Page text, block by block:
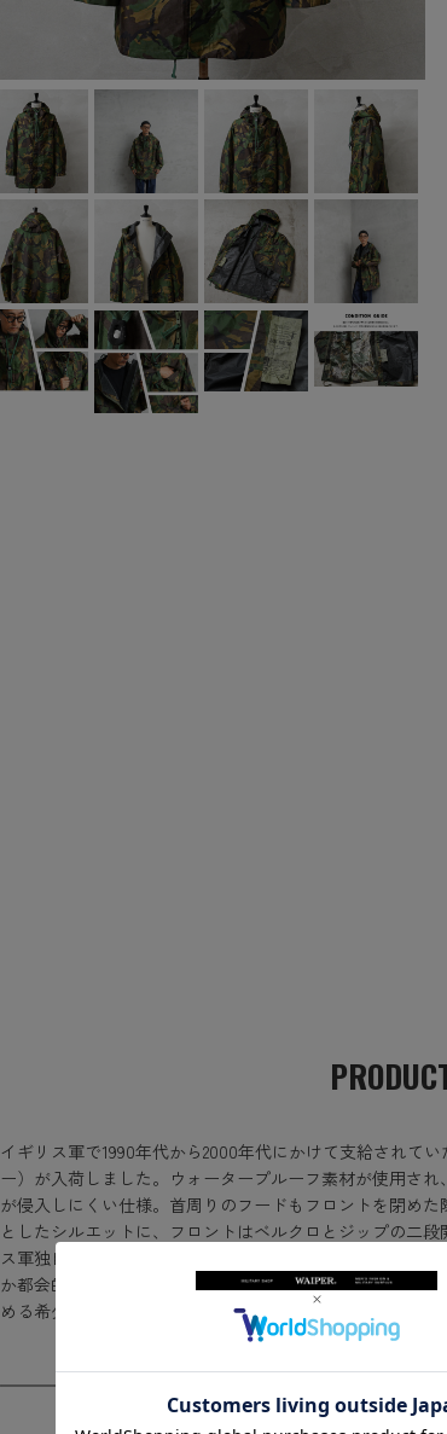
イギリス軍で1990年代から2000年代にかけて支給されて
ー）が入荷しました。ウォータープルーフ素材が使用さ
が侵入しにくい仕様。首周りのフードもフロントを閉め
としたシルエットに、フロントはベルクロとジップの二
ス軍独自の森林地帯用迷彩のDPMカモは、刷毛（ハケ）
か都会的。機能面から、フィッシングやアウトドアはも
める希少なユーロミリタリーです。